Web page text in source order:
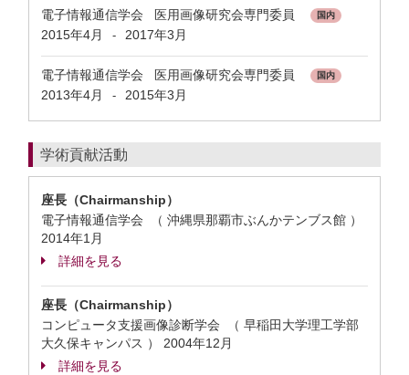
電子情報通信学会 医用画像研究会専門委員 国内
2015年4月 - 2017年3月
電子情報通信学会 医用画像研究会専門委員 国内
2013年4月 - 2015年3月
学術貢献活動
座長（Chairmanship）
電子情報通信学会 （ 沖縄県那覇市ぶんかテンブス館 ）
2014年1月
詳細を見る
座長（Chairmanship）
コンピュータ支援画像診断学会 （ 早稲田大学理工学部
大久保キャンパス ） 2004年12月
詳細を見る